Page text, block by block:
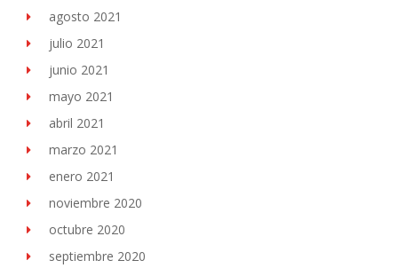
agosto 2021
julio 2021
junio 2021
mayo 2021
abril 2021
marzo 2021
enero 2021
noviembre 2020
octubre 2020
septiembre 2020